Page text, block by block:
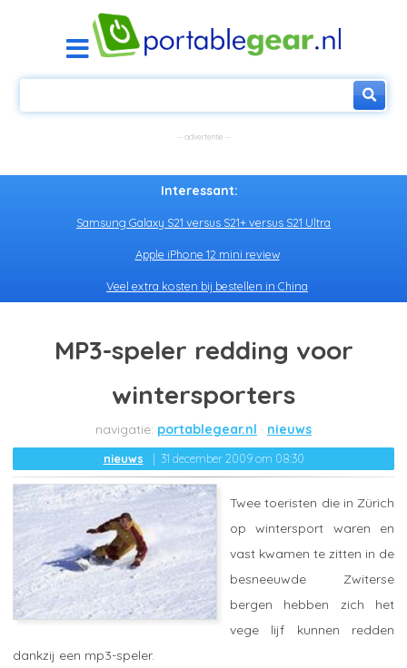
Interessant:
Samsung Galaxy S21 versus S21+ versus S21 Ultra
Apple iPhone 12 mini review
Veel extra kosten bij bestellen in China
MP3-speler redding voor
wintersporters
portablegear.nl nieuws
nieuws 31 december 2009 om 08:30
Twee toeristen die in Zürich
op wintersport waren en
vast kwamen te zitten in de
besneeuwde Zwiterse
bergen hebben zich het
vege lijf kunnen redden
dankzij een mp3-speler.